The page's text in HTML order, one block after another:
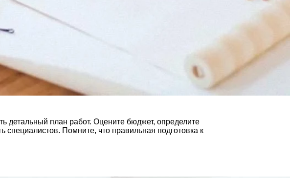
детальный план работ. Оцените бюджет, определите
Помните, что правильная подготовка к